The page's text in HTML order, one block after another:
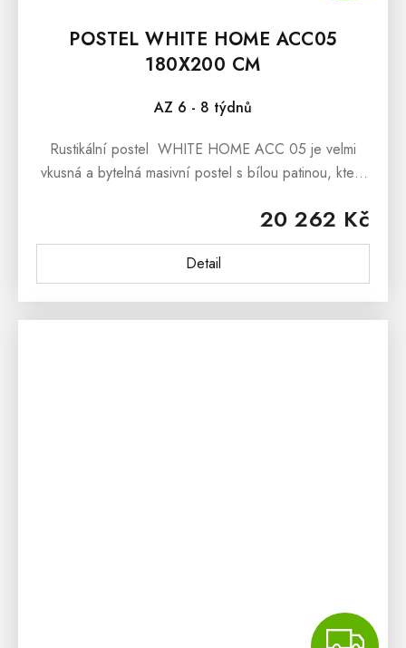
POSTEL WHITE HOME ACC05
180X200 CM
AZ 6 - 8 týdnů
20 262 Kč
Detail
Rustikální postel WHITE HOME ACC 05 je velmi
vkusná a bytelná masivní postel s bílou patinou, která